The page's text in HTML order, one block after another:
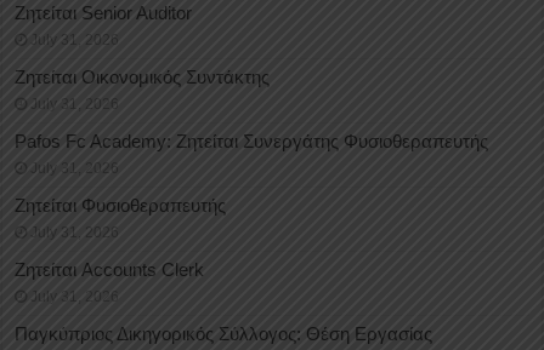
Ζητείται Senior Auditor
July 31, 2026
Ζητείται Οικονομικός Συντάκτης
July 31, 2026
Pafos Fc Academy: Ζητείται Συνεργάτης Φυσιοθεραπευτής
July 31, 2026
Ζητείται Φυσιοθεραπευτής
July 31, 2026
Ζητείται Accounts Clerk
July 31, 2026
Παγκύπριος Δικηγορικός Σύλλογος: Θέση Εργασίας